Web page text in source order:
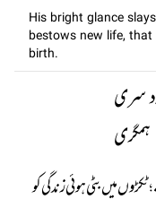
His bright glance
bestows new life,
birth.
سری
میں بٹی ہوئی زندگی کو